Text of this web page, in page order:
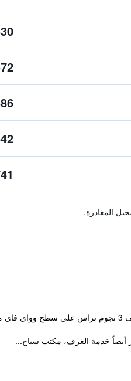
المغادرة.
أيضاً خدمة الغرف، مكتب سياح...